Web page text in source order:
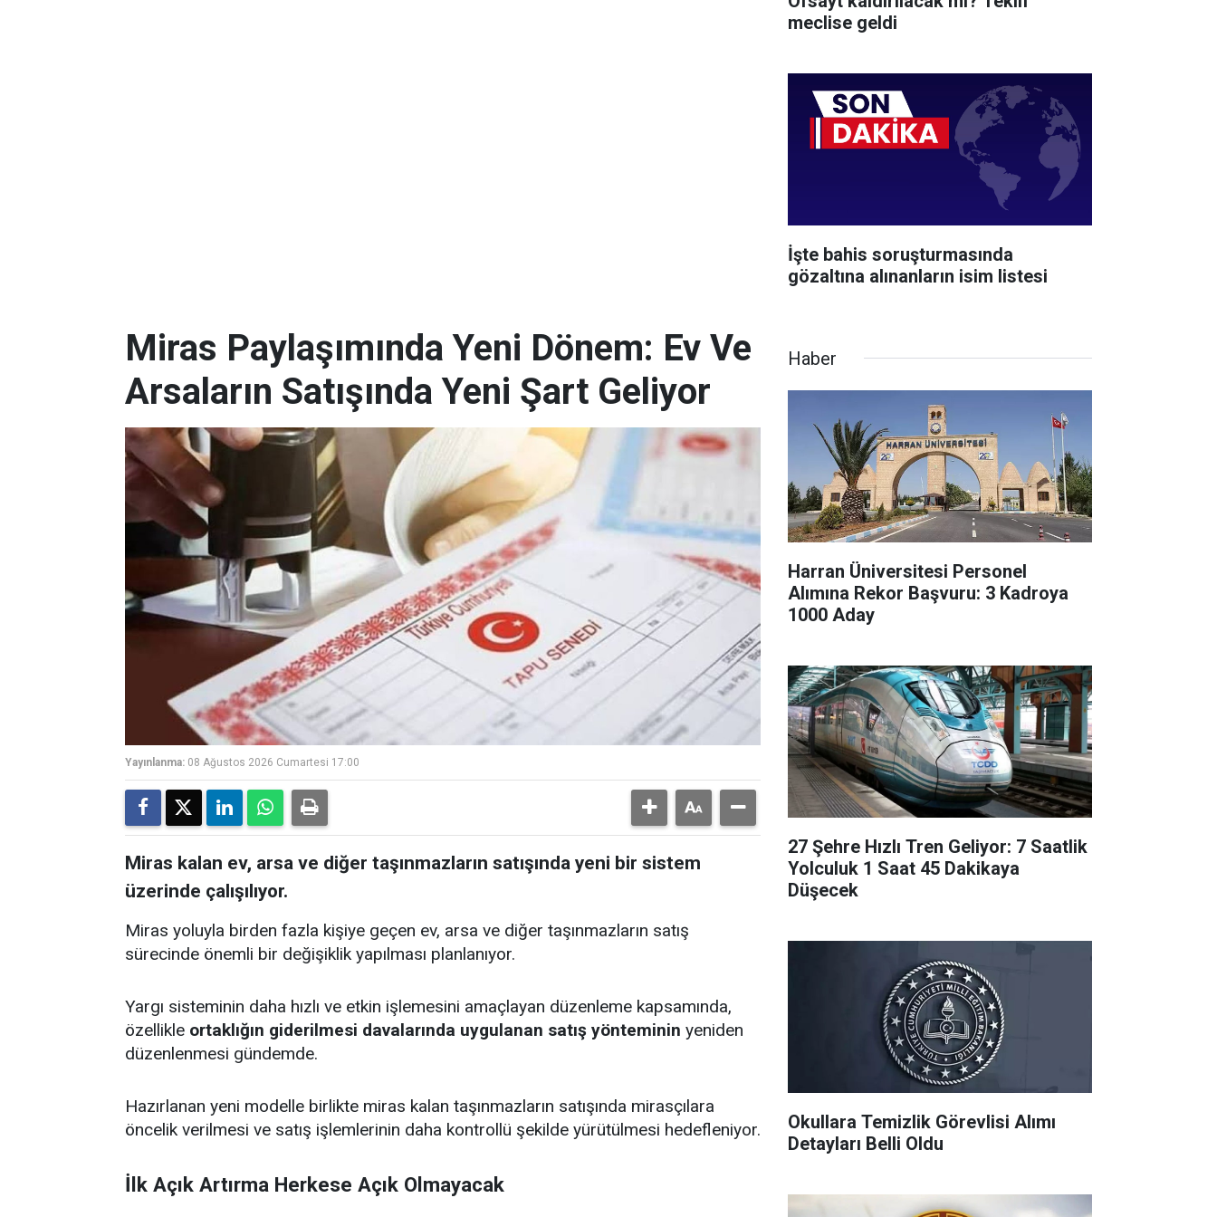
meclise geldi
İşte bahis soruşturmasında
gözaltına alınanların isim listesi
Miras Paylaşımında Yeni Dönem: Ev Ve
Arsaların Satışında Yeni Şart Geliyor
Yayınlanma: 08 Ağustos 2026 Cumartesi 17:00
Miras kalan ev, arsa ve diğer taşınmazların satışında yeni bir sistem
üzerinde çalışılıyor.
Miras yoluyla birden fazla kişiye geçen ev, arsa ve diğer taşınmazların satış
sürecinde önemli bir değişiklik yapılması planlanıyor.
Yargı sisteminin daha hızlı ve etkin işlemesini amaçlayan düzenleme kapsamında,
özellikle ortaklığın giderilmesi davalarında uygulanan satış yönteminin yeniden
düzenlenmesi gündemde.
Hazırlanan yeni modelle birlikte miras kalan taşınmazların satışında mirasçılara
öncelik verilmesi ve satış işlemlerinin daha kontrollü şekilde yürütülmesi hedefleniyor.
İlk Açık Artırma Herkese Açık Olmayacak
Haber
Harran Üniversitesi Personel
Alımına Rekor Başvuru: 3 Kadroya
1000 Aday
27 Şehre Hızlı Tren Geliyor: 7 Saatlik
Yolculuk 1 Saat 45 Dakikaya
Düşecek
Okullara Temizlik Görevlisi Alımı
Detayları Belli Oldu